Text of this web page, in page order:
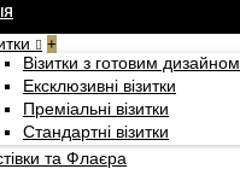
+
Візитки з готовим дизайном
Ексклюзивні візитки
Преміальні візитки
Стандартні візитки
та Флаєра